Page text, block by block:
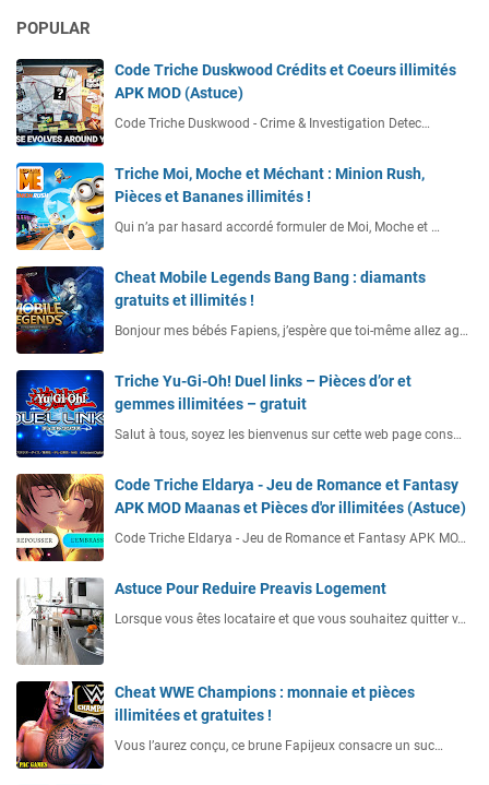
POPULAR
Code Triche Duskwood Crédits et Coeurs illimités
APK MOD (Astuce)
Code Triche Duskwood - Crime & Investigation Detec…
Triche Moi, Moche et Méchant : Minion Rush,
Pièces et Bananes illimités !
Qui n’a par hasard accordé formuler de Moi, Moche et …
Cheat Mobile Legends Bang Bang : diamants
gratuits et illimités !
Bonjour mes bébés Fapiens, j’espère que toi-même allez ag…
Triche Yu-Gi-Oh! Duel links – Pièces d’or et
gemmes illimitées – gratuit
Salut à tous, soyez les bienvenus sur cette web page cons…
Code Triche Eldarya - Jeu de Romance et Fantasy
APK MOD Maanas et Pièces d'or illimitées (Astuce)
Code Triche Eldarya - Jeu de Romance et Fantasy APK MO…
Astuce Pour Reduire Preavis Logement
Lorsque vous êtes locataire et que vous souhaitez quitter v…
Cheat WWE Champions : monnaie et pièces
illimitées et gratuites !
Vous l’aurez conçu, ce brune Fapijeux consacre un suc…